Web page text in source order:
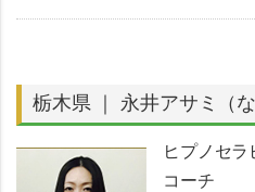
栃木県 ｜ 永井アサミ（
ヒプノセ
コーチ